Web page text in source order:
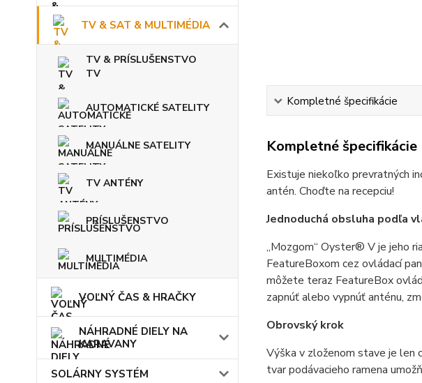
TV & SAT & MULTIMÉDIA
TV & PRÍSLUŠENSTVO
TV
AUTOMATICKÉ SATELITY
MANUÁLNE SATELITY
TV ANTÉNY
PRÍSLUŠENSTVO
MULTIMÉDIA
VOĽNÝ ČAS & HRAČKY
NÁHRADNÉ DIELY NA
KARAVANY
SOLÁRNY SYSTÉM
Kompletné špecifikácie
Kompletné špecifikácie
Existuje niekoľko prevratných
antén. Choďte na recepciu!
Jednoduchá obsluha podľa
„Mozgom“ Oyster® V je jeho
FeatureBoxom cez ovládací
môžete teraz FeatureBox
zapnúť alebo vypnúť anténu,
Obrovský krok
Výška v zloženom stave je len
tvar podávacieho ramena